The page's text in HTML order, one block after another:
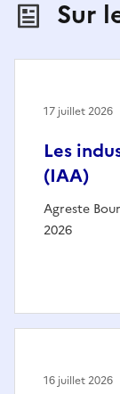
Sur
Les
(IAA)
Agreste
2026
17 juillet 2026
16 juillet 2026